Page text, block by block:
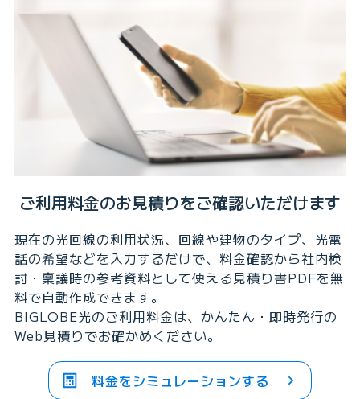
ご利用料金のお見積りをご確認いただけます
現在の光回線の利用状況、回線や建物のタイプ、光電
話の希望などを入力するだけで、料金確認から社内検
討・稟議時の参考資料として使える見積り書PDFを無
料で自動作成できます。
BIGLOBE光のご利用料金は、かんたん・即時発行の
Web見積りでお確かめください。
料金をシミュレーションする